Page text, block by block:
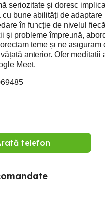
seriozitate și doresc
cu bune abilități de
în funcție de nivelul
și probleme împreună,
teme și ne
anterior. Ofer
Meet.
telefon